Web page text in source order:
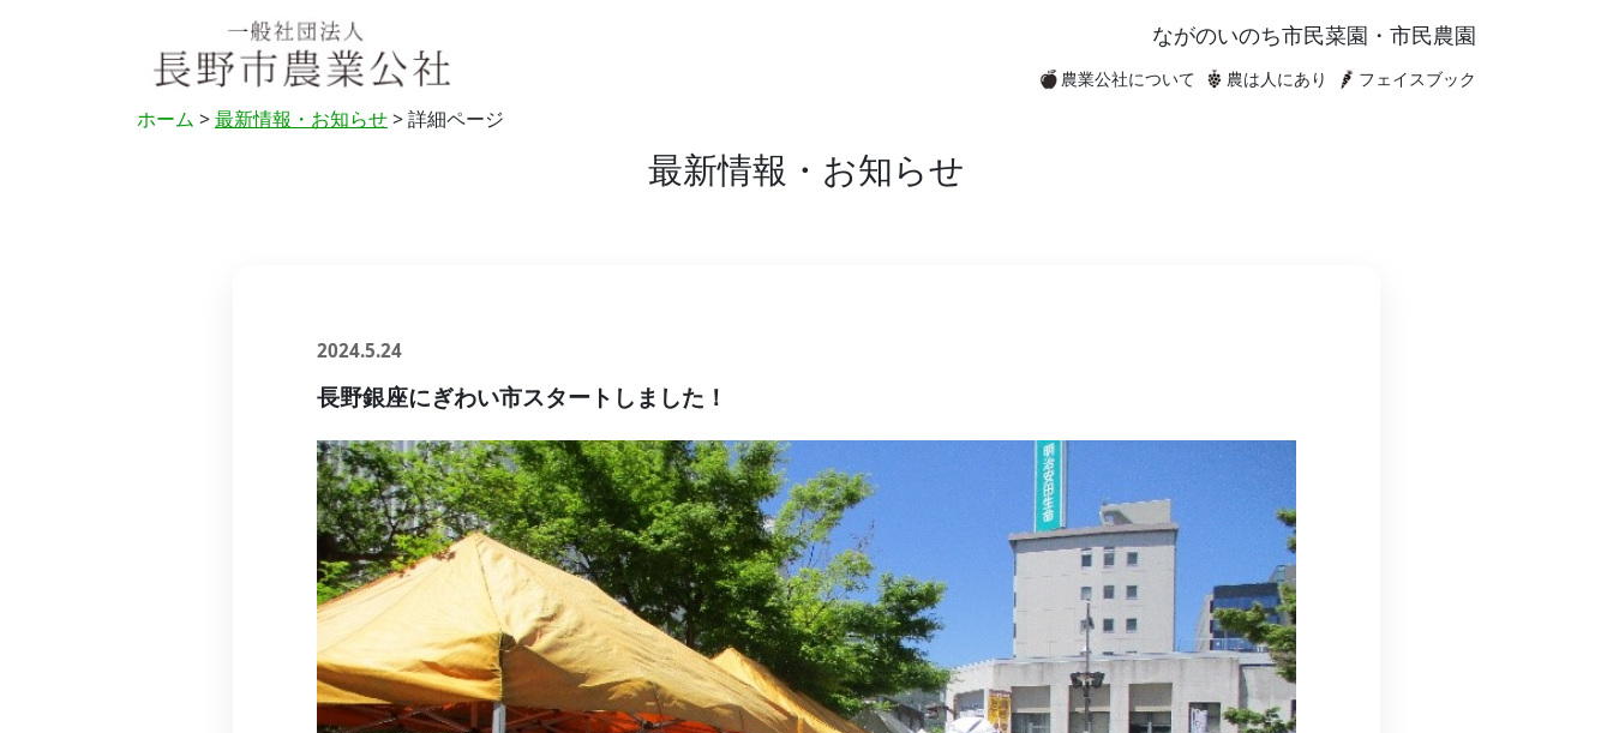
ながのいのち市民菜園・市民農園
農業公社について 農は人にあり フェイスブック
ホーム >最新情報・お知らせ> 詳細ページ
最新情報・お知らせ
2024.5.24
長野銀座にぎわい市スタートしました！